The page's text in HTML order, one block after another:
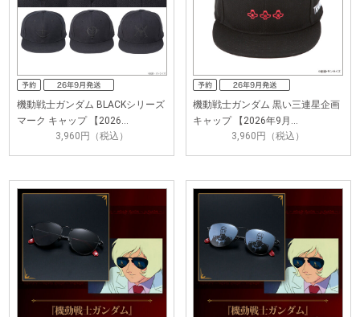
機動戦士ガンダム BLACKシリーズ
マーク キャップ 【2026…
3,960円（税込）
機動戦士ガンダム 黒い三連星企画
キャップ 【2026年9月…
3,960円（税込）